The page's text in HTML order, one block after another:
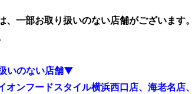
一部お取り扱いのない店舗がございます。
いのない店舗▼
オンフードスタイル横浜西口店、海老名